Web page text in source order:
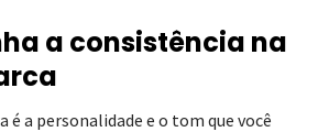
a consistência na
é a personalidade e o tom que você